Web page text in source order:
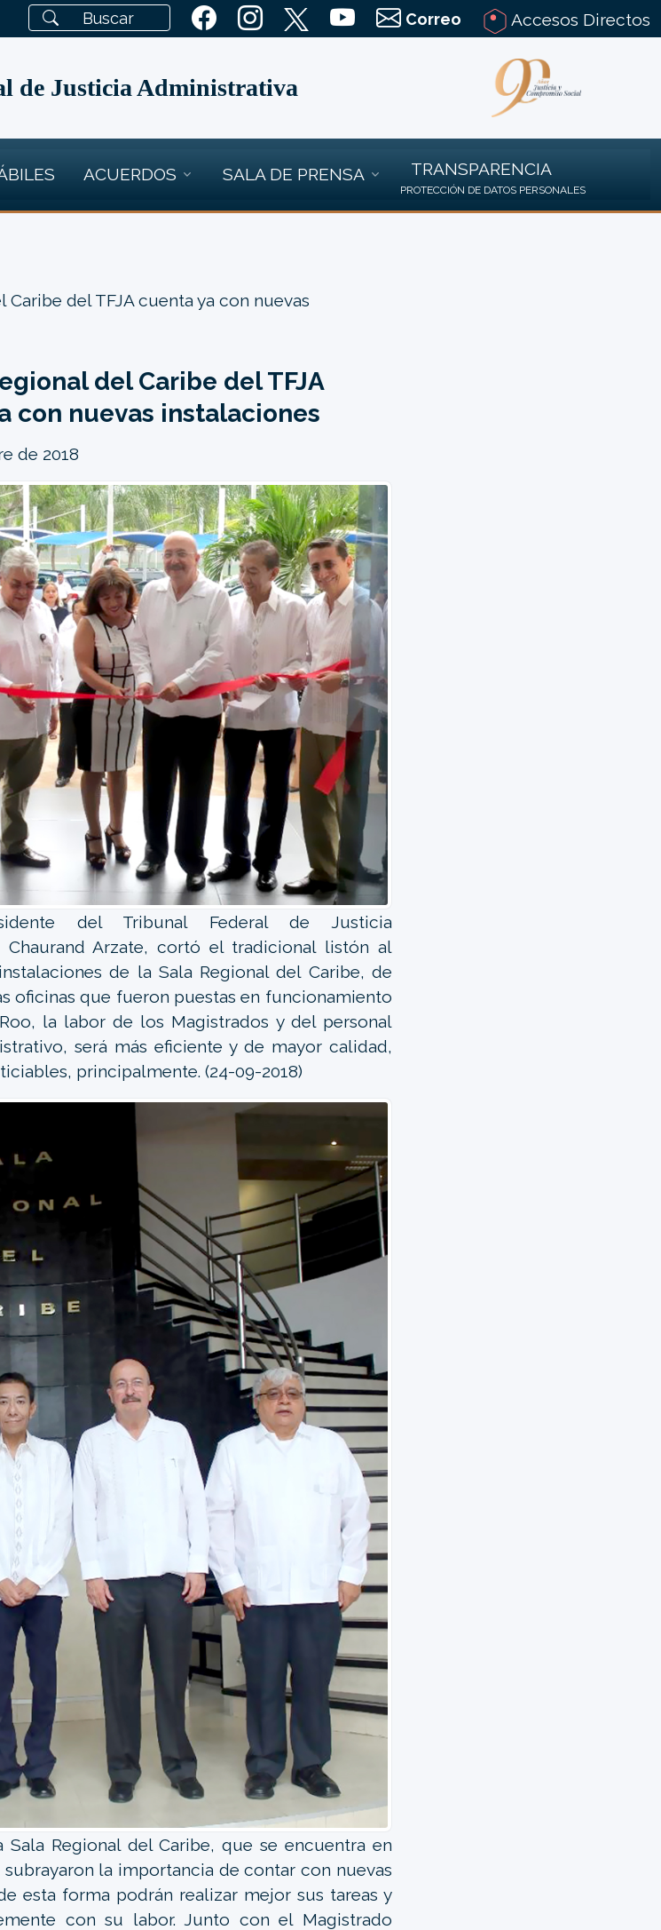
Correo Accesos Directos
de Justicia Administrativa
ACUERDOS SALA DE PRENSA TRANSPARENCIA
PROTECCIÓN DE DATOS PERSONALES
Caribe del TFJA cuenta ya con nuevas
del Caribe del TFJA
con nuevas instalaciones
de 2018
del Tribunal Federal de Justicia
Chaurand Arzate, cortó el tradicional listón al
de la Sala Regional del Caribe, de
oficinas que fueron puestas en funcionamiento
la labor de los Magistrados y del personal
será más eficiente y de mayor calidad,
principalmente. (24-09-2018)
Sala Regional del Caribe, que se encuentra en
subrayaron la importancia de contar con nuevas
esta forma podrán realizar mejor sus tareas y
con su labor. Junto con el Magistrado